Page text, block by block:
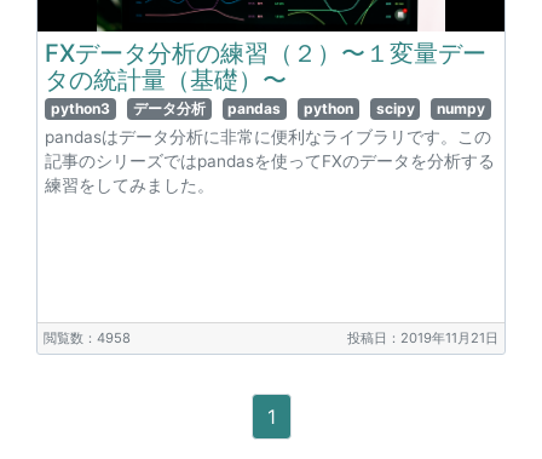
FXデータ分析の練習（２）〜１変量デー
タの統計量（基礎）〜
python3 データ分析 pandas python scipy numpy
pandasはデータ分析に非常に便利なライブラリです。この
記事のシリーズではpandasを使ってFXのデータを分析する
練習をしてみました。
閲覧数：4958 投稿日：2019年11月21日
1